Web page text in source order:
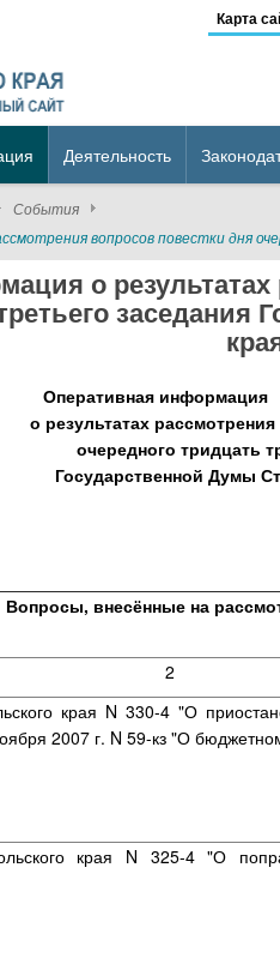
Карта
Деятельность
События
вопросов повестки дня
о
Оперативная информация
о результатах
очередного тридцать
Государственной Думы
Вопросы, внесённые на
2
края N 330-4 "О
2007 г. N 59-кз "О
края N 325-4 "О